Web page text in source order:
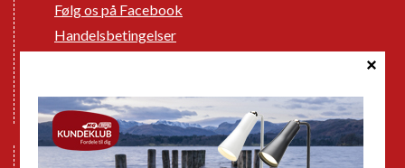
Følg os på Facebook
Handelsbetingelser
GPDR - Optagelse af foto og video
Nye Campingvogne